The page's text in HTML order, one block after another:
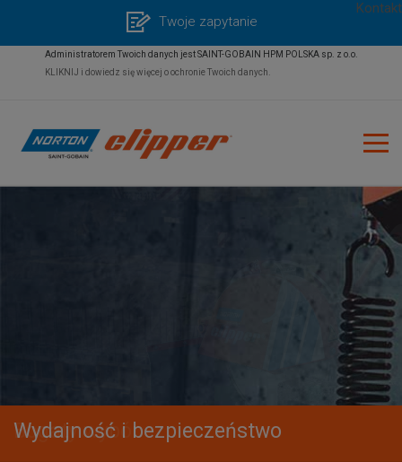
Kontakt
Twoje zapytanie
Administratorem Twoich danych jest SAINT-GOBAIN HPM POLSKA sp. z o.o.
KLIKNIJ i dowiedz się więcej o ochronie Twoich danych.
Wydajność i bezpieczeństwo
Bogaty wybór